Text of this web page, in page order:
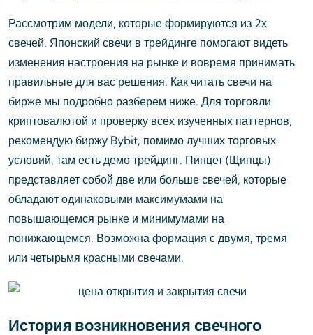
Рассмотрим модели, которые формируются из 2х
свечей. Японский свечи в трейдинге помогают видеть
изменения настроения на рынке и вовремя принимать
правильные для вас решения. Как читать свечи на
бирже мы подробно разберем ниже. Для торговли
криптовалютой и проверку всех изученных паттернов,
рекомендую биржу Bybit, помимо лучших торговых
условий, там есть демо трейдинг. Пинцет (Щипцы)
представляет собой две или больше свечей, которые
обладают одинаковыми максимумами на
повышающемся рынке и минимумами на
понижающемся. Возможна формация с двумя, тремя
или четырьмя красными свечами.
История возникновения свечного